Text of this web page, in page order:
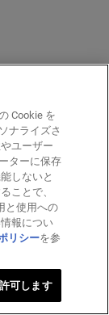
Cookie を
ナライズさ
ユーザー
ターに保存
しないと
ことで、
と使用への
報につい
リシーを参
可します